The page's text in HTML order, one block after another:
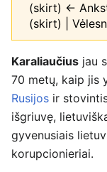
(skirt) ←
(skirt) |
Karaliaučius jau
70 metų, kaip jis
Rusijos ir
išgriuvę,
gyvenusiais
korupcionieriai.